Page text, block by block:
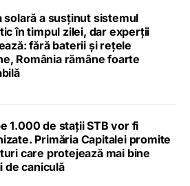
solară a susținut sistemul
în timpul zilei, dar experții
fără baterii și rețele
România rămâne foarte
1.000 de stații STB vor fi
Primăria Capitalei promite
care protejează mai bine
de caniculă